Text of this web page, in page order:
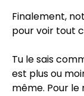
Finalement,
pour voir tout
Tu le sais
est plus ou
même. Pour